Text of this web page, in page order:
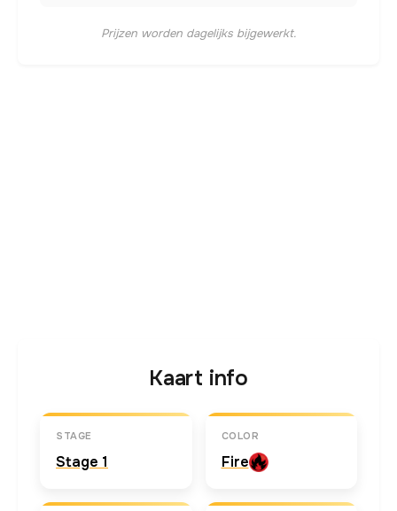
Prijzen worden dagelijks bijgewerkt.
Kaart info
STAGE
Stage 1
COLOR
Fire